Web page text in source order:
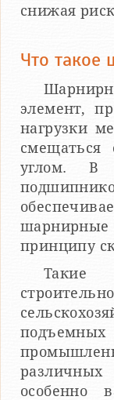
снижая
Что
элемент,
нагрузки
смещаться
углом. В
принципу
Такие
особенно